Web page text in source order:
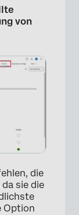
von
die
sie die
Option